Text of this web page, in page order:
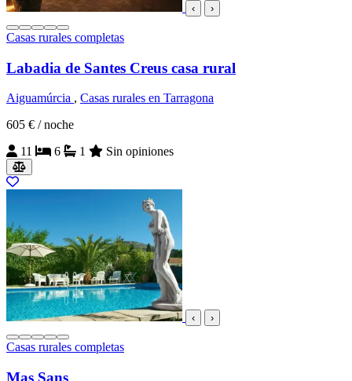
‹ ›
Casas rurales completas
Labadia de Santes Creus casa rural
Aiguamúrcia , Casas rurales en Tarragona
605 € / noche
11
6 1 Sin opiniones
‹ ›
Casas rurales completas
Mas Sans